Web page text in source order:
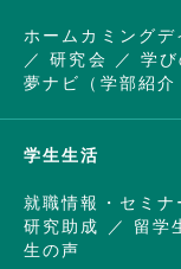
ホームカミングデ
研究会
学
夢ナビ（学部紹介
学生生活
就職情報・セミナ
研究助成
留学
生の声